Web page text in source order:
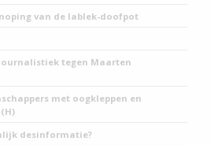
van de lablek-doofpot
tegen Maarten
met oogkleppen en
desinformatie?